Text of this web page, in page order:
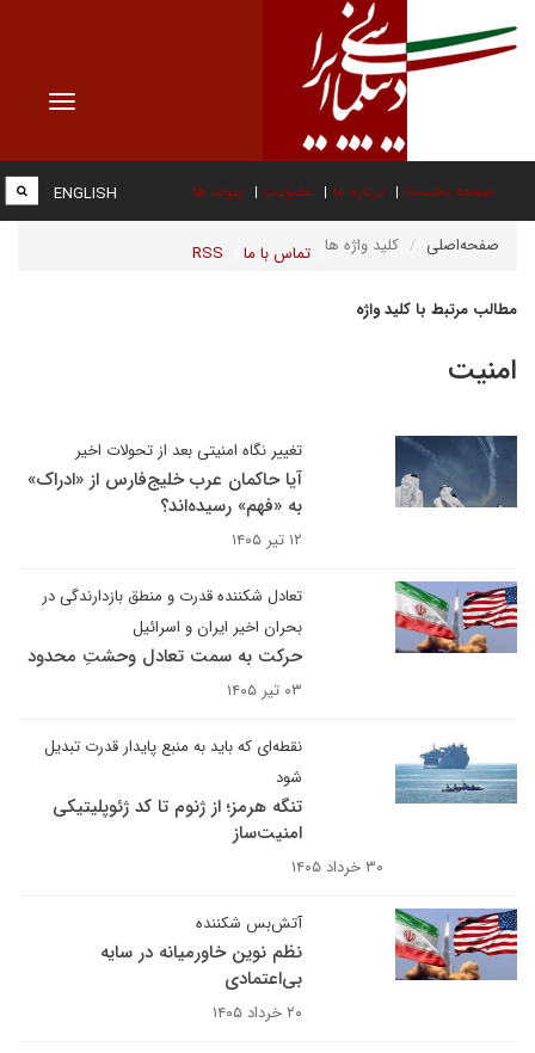
Toggle
صفحه نخست درباره ما عضویت پیوند ها
تماس با ما RSS
ENGLISH
صفحه‌اصلی کلید واژه ها
مطالب مرتبط با کلید واژه
امنیت
تغییر نگاه امنیتی بعد از تحولات اخیر
آیا حاکمان عرب خلیج‌فارس از «ادراک»
به «فهم» رسیده‌اند؟
۱۲ تیر ۱۴۰۵
تعادل شکننده قدرت و منطق بازدارندگی در
بحران اخیر ایران و اسرائیل
حرکت به سمت تعادل وحشتِ محدود
۰۳ تیر ۱۴۰۵
نقطه‌ای که باید به منبع پایدار قدرت تبدیل
شود
تنگه هرمز؛ از ژنوم تا کد ژئوپلیتیکی
امنیت‌ساز
۳۰ خرداد ۱۴۰۵
آتش‌بس شکننده
نظم نوین خاورمیانه در سایه
بی‌اعتمادی
۲۰ خرداد ۱۴۰۵